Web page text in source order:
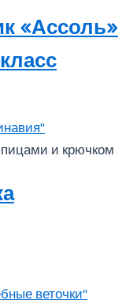
«Ассоль»
и крючком